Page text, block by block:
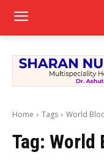
Home Tags World
Tag: World